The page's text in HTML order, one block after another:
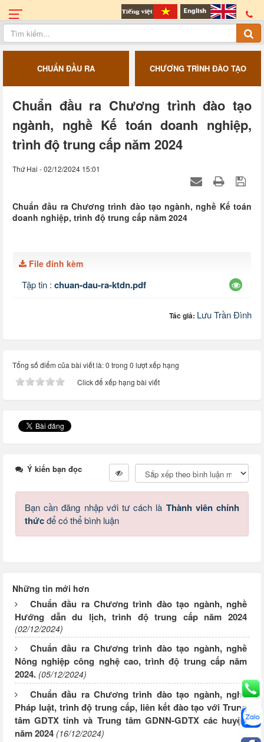
CHUẨN ĐẦU RA CHƯƠNG TRÌNH ĐÀO TẠO
Chuẩn đầu ra Chương trình đào tạo
ngành, nghề Kế toán doanh nghiệp,
trình độ trung cấp năm 2024
Thứ Hai - 02/12/2024 15:01
Chuẩn đầu ra Chương trình đào tạo ngành, nghề Kế toán
doanh nghiệp, trình độ trung cấp năm 2024
File đính kèm
Tập tin : chuan-dau-ra-ktdn.pdf
Tác giả: Lưu Trần Đình
Tổng số điểm của bài viết là: 0 trong 0 lượt xếp hạng
Click để xếp hạng bài viết
Ý kiến bạn đọc
Bạn cần đăng nhập với tư cách là Thành viên chính
thứcđể có thể bình luận
Những tin mới hơn
Chuẩn đầu ra Chương trình đào tạo ngành, nghề
Hướng dẫn du lịch, trình độ trung cấp năm 2024
(02/12/2024)
Chuẩn đầu ra Chương trình đào tạo ngành, nghề
Nông nghiệp công nghệ cao, trình độ trung cấp năm
2024. (05/12/2024)
Chuẩn đầu ra Chương trình đào tạo ngành, nghề
Pháp luật, trình độ trung cấp, liên kết đào tạo với Trung
tâm GDTX tỉnh và Trung tâm GDNN-GDTX các huyện
năm 2024 (16/12/2024)